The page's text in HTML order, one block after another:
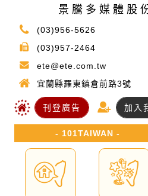
景騰多媒體股
(03)956-5626
(03)957-2464
ete@ete.com.tw
宜蘭縣羅東鎮倉前路3號
刊登廣告 加入
- 101TAIWAN -